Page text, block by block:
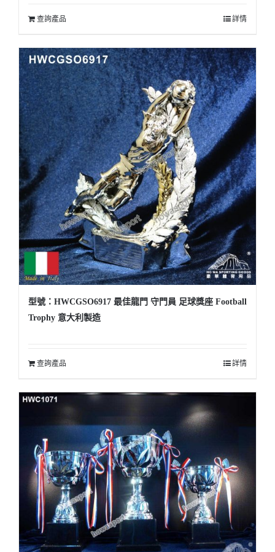
查詢產品 詳情
型號：HWCGSO6917 最佳龍門 守門員 足球獎座 Football
Trophy 意大利製造
查詢產品 詳情